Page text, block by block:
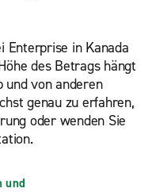
Enterprise in Kanada
des Betrags hängt
und von anderen
genau zu erfahren,
oder wenden Sie
und